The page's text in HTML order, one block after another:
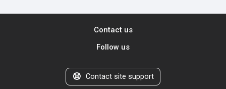
Contact us
Follow us
Contact site support